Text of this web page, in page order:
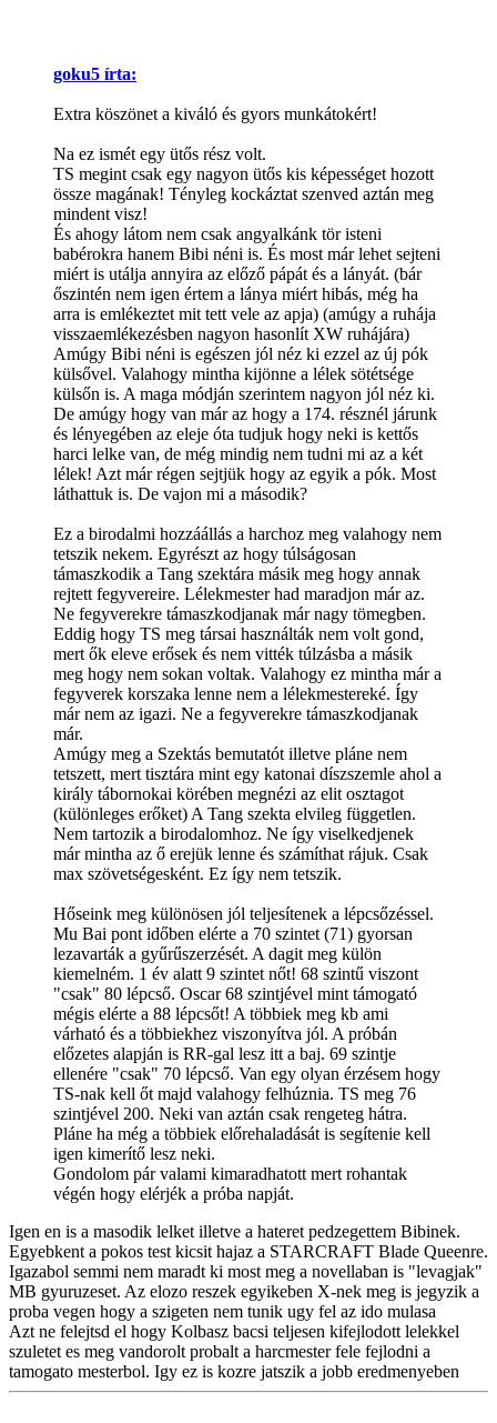
goku5 írta:
Extra köszönet a kiváló és gyors munkátokért!
Na ez ismét egy ütős rész volt.
TS megint csak egy nagyon ütős kis képességet hozott
össze magának! Tényleg kockáztat szenved aztán meg
mindent visz!
És ahogy látom nem csak angyalkánk tör isteni
babérokra hanem Bibi néni is. És most már lehet sejteni
miért is utálja annyira az előző pápát és a lányát. (bár
őszintén nem igen értem a lánya miért hibás, még ha
arra is emlékeztet mit tett vele az apja) (amúgy a ruhája
visszaemlékezésben nagyon hasonlít XW ruhájára)
Amúgy Bibi néni is egészen jól néz ki ezzel az új pók
külsővel. Valahogy mintha kijönne a lélek sötétsége
külsőn is. A maga módján szerintem nagyon jól néz ki.
De amúgy hogy van már az hogy a 174. résznél járunk
és lényegében az eleje óta tudjuk hogy neki is kettős
harci lelke van, de még mindig nem tudni mi az a két
lélek! Azt már régen sejtjük hogy az egyik a pók. Most
láthattuk is. De vajon mi a második?
Ez a birodalmi hozzáállás a harchoz meg valahogy nem
tetszik nekem. Egyrészt az hogy túlságosan
támaszkodik a Tang szektára másik meg hogy annak
rejtett fegyvereire. Lélekmester had maradjon már az.
Ne fegyverekre támaszkodjanak már nagy tömegben.
Eddig hogy TS meg társai használták nem volt gond,
mert ők eleve erősek és nem vitték túlzásba a másik
meg hogy nem sokan voltak. Valahogy ez mintha már a
fegyverek korszaka lenne nem a lélekmestereké. Így
már nem az igazi. Ne a fegyverekre támaszkodjanak
már.
Amúgy meg a Szektás bemutatót illetve pláne nem
tetszett, mert tisztára mint egy katonai díszszemle ahol a
király tábornokai körében megnézi az elit osztagot
(különleges erőket) A Tang szekta elvileg független.
Nem tartozik a birodalomhoz. Ne így viselkedjenek
már mintha az ő erejük lenne és számíthat rájuk. Csak
max szövetségesként. Ez így nem tetszik.
Hőseink meg különösen jól teljesítenek a lépcsőzéssel.
Mu Bai pont időben elérte a 70 szintet (71) gyorsan
lezavarták a gyűrűszerzését. A dagit meg külön
kiemelném. 1 év alatt 9 szintet nőt! 68 szintű viszont
"csak" 80 lépcső. Oscar 68 szintjével mint támogató
mégis elérte a 88 lépcsőt! A többiek meg kb ami
várható és a többiekhez viszonyítva jól. A próbán
előzetes alapján is RR-gal lesz itt a baj. 69 szintje
ellenére "csak" 70 lépcső. Van egy olyan érzésem hogy
TS-nak kell őt majd valahogy felhúznia. TS meg 76
szintjével 200. Neki van aztán csak rengeteg hátra.
Pláne ha még a többiek előrehaladását is segítenie kell
igen kimerítő lesz neki.
Gondolom pár valami kimaradhatott mert rohantak
végén hogy elérjék a próba napját.
Igen en is a masodik lelket illetve a hateret pedzegettem Bibinek.
Egyebkent a pokos test kicsit hajaz a STARCRAFT Blade Queenre.
Igazabol semmi nem maradt ki most meg a novellaban is "levagjak"
MB gyuruzeset. Az elozo reszek egyikeben X-nek meg is jegyzik a
proba vegen hogy a szigeten nem tunik ugy fel az ido mulasa
Azt ne felejtsd el hogy Kolbasz bacsi teljesen kifejlodott lelekkel
szuletet es meg vandorolt probalt a harcmester fele fejlodni a
tamogato mesterbol. Igy ez is kozre jatszik a jobb eredmenyeben